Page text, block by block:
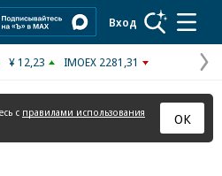
Вход
¥ 12,23 IMOEX 2281,31
с правилами использования
ОК